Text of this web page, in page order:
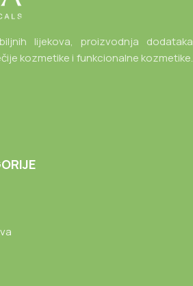
lijekova, proizvodnja dodataka
kozmetike i funkcionalne kozmetike.